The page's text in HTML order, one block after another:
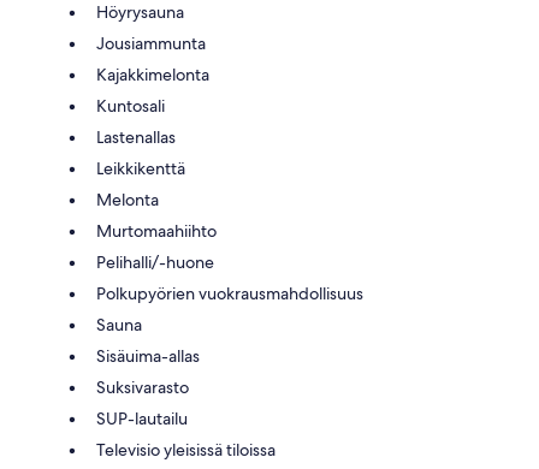
Höyrysauna
Jousiammunta
Kajakkimelonta
Kuntosali
Lastenallas
Leikkikenttä
Melonta
Murtomaahiihto
Pelihalli/-huone
Polkupyörien vuokrausmahdollisuus
Sauna
Sisäuima-allas
Suksivarasto
SUP-lautailu
Televisio yleisissä tiloissa